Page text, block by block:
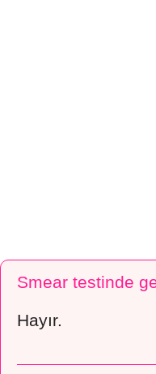
Smear testinde
Hayır.